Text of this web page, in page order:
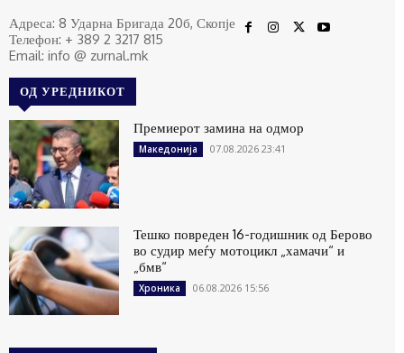
Адреса: 8 Ударна Бригада 20б, Скопје
Телефон: + 389 2 3217 815
Email: info @ zurnal.mk
ОД УРЕДНИКОТ
Премиерот замина на одмор
Македонија 07.08.2026 23:41
Тешко повреден 16-годишник од Берово
во судир меѓу мотоцикл „хамачи“ и
„бмв“
Хроника 06.08.2026 15:56